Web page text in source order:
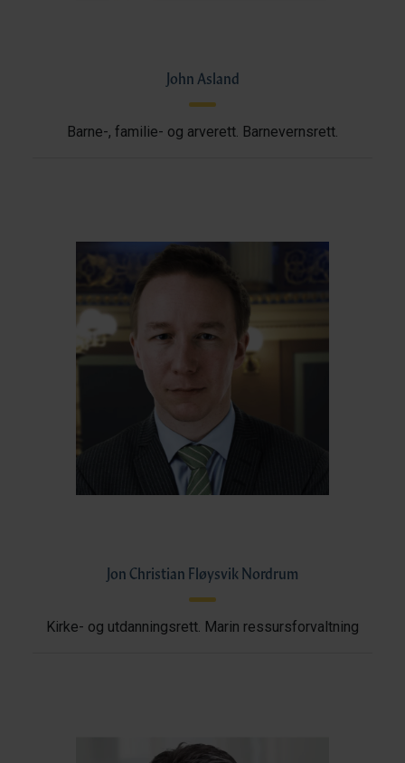
John Asland
Barne-, familie- og arverett. Barnevernsrett.
Jon Christian Fløysvik Nordrum
Kirke- og utdanningsrett. Marin ressursforvaltning